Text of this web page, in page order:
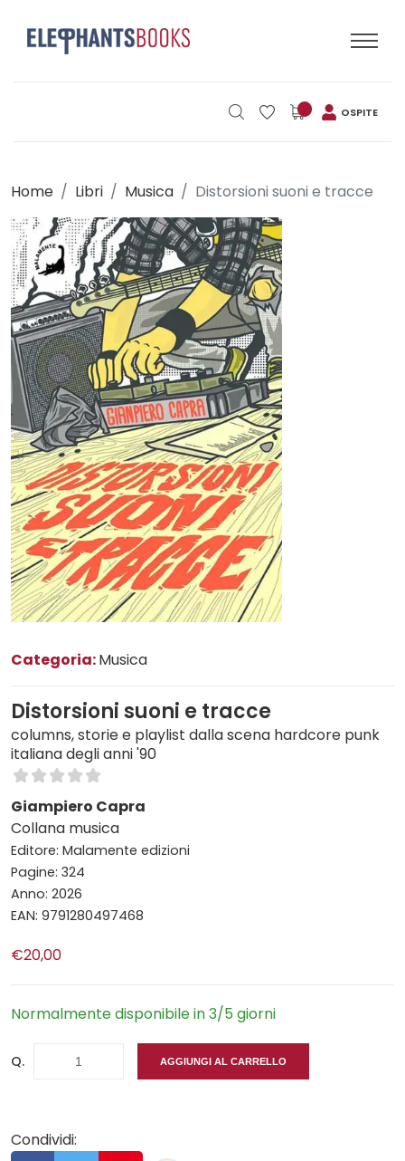
OSPITE
Home Libri Musica Distorsioni suoni e tracce
Categoria:Musica
Distorsioni suoni e tracce
columns, storie e playlist dalla scena hardcore punk
italiana degli anni '90
Giampiero Capra
Collana musica
Editore: Malamente edizioni
Pagine: 324
Anno: 2026
EAN: 9791280497468
€20,00
Normalmente disponibile in 3/5 giorni
Q. AGGIUNGI AL CARRELLO
Condividi: